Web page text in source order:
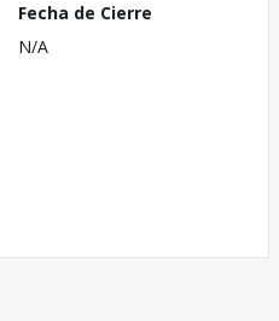
Fecha de Cierre
N/A